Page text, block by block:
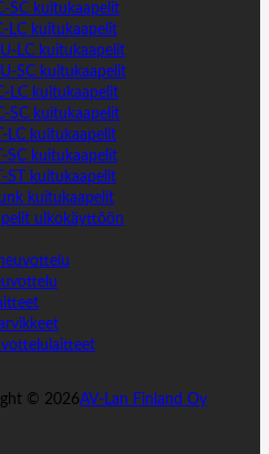
SC kuitukaapelit
LC kuitukaapelit
LC kuitukaapelit
SC kuitukaapelit
LC kuitukaapelit
SC kuitukaapelit
LC kuitukaapelit
SC kuitukaapelit
ST kuitukaapelit
kuitukaapelit
ulkokäyttöön
© 2026AV-Lan Finland Oy